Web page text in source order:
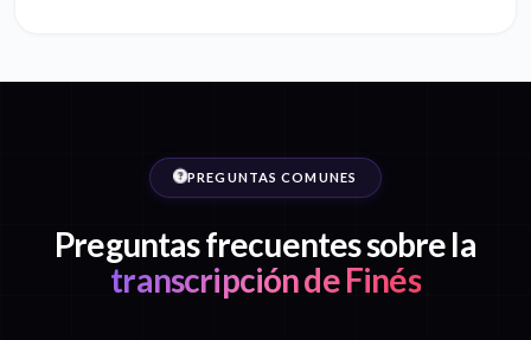
PREGUNTAS COMUNES
Preguntas frecuentes sobre la
transcripción de Finés